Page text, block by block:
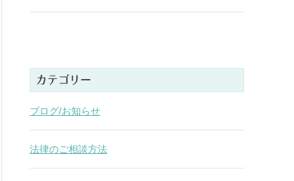
カテゴリー
ブログ/お知らせ
法律のご相談方法